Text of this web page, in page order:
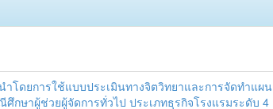
โดยการใช้แบบประเมินทางจิตวิทยาและการจัดทำแผน
กษาผู้ช่วยผู้จัดการทั่วไป ประเภทธุรกิจโรงแรมระดับ 4